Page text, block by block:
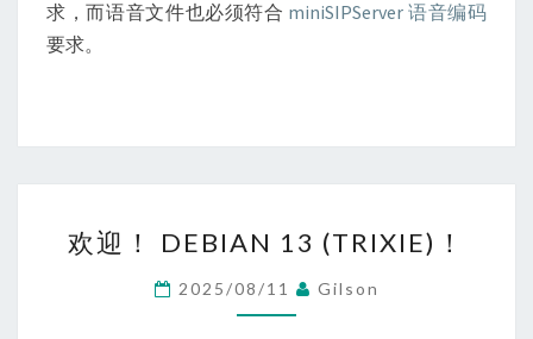
求，而语音文件也必须符合 miniSIPServer 语音编码
要求。
迎！
DEBIAN
13
欢迎！ DEBIAN 13 (TRIXIE)！
2025/08/11 Gilson